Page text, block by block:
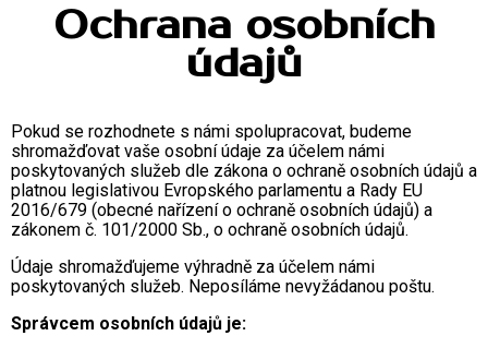
Ochrana osobních
údajů
Pokud se rozhodnete s námi spolupracovat, budeme
shromažďovat vaše osobní údaje za účelem námi
poskytovaných služeb dle zákona o ochraně osobních údajů a
platnou legislativou Evropského parlamentu a Rady EU
2016/679 (obecné nařízení o ochraně osobních údajů) a
zákonem č. 101/2000 Sb., o ochraně osobních údajů.
Údaje shromažďujeme výhradně za účelem námi
poskytovaných služeb. Neposíláme nevyžádanou poštu.
Správcem osobních údajů je: